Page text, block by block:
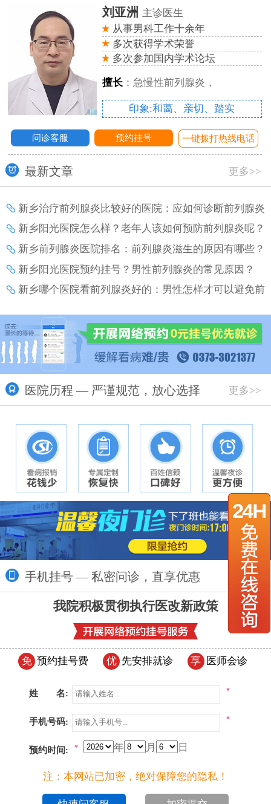
刘亚洲 主诊医生
从事男科工作十余年
多次获得学术荣誉
多次参加国内学术论坛
擅长：急慢性前列腺炎，
印象:和蔼、亲切、踏实
问诊客服 预约挂号 一键拨打热线电话
最新文章 更多>>
新乡治疗前列腺炎比较好的医院：应如何诊断前列腺炎
增生？
新乡阳光医院怎么样？老年人该如何预防前列腺炎呢？
新乡前列腺炎医院排名：前列腺炎滋生的原因有哪些？
新乡阳光医院预约挂号？男性前列腺炎的常见原因？
新乡哪个医院看前列腺炎好的：男性怎样才可以避免前
医院历程 — 严谨规范，放心选择 更多>>
手机挂号 — 私密问诊，直享优惠 更多>>
我院积极贯彻执行医改新政策
免 预约挂号费 优 先安排就诊 享 医师会诊
姓 名: *
手机号码: *
预约时间: 年 月 日
*
注：本网站已加密，绝对保障您的隐私！